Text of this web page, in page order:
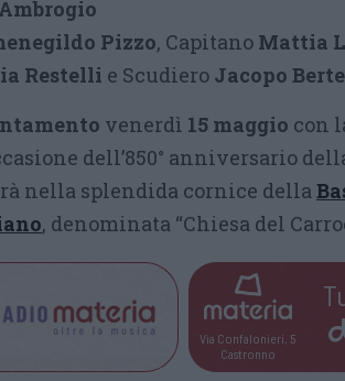
Pizzo, Capitano Mattia
Restelli e Scudiero Jacopo
venerdì 15 maggio con
dell’850° anniversario
nella splendida cornice della
, denominata “Chiesa del
Via Confalonieri, 5
Castronno